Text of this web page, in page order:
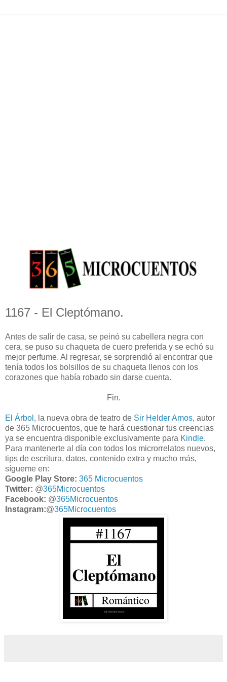
1167 - El Cleptómano.
Antes de salir de casa, se peinó su cabellera negra con
cera, se puso su chaqueta de cuero preferida y se echó su
mejor perfume. Al regresar, se sorprendió al encontrar que
tenía todos los bolsillos de su chaqueta llenos con los
corazones que había robado sin darse cuenta.
Fin.
El Árbol, la nueva obra de teatro de Sir Helder Amos, autor
de 365 Microcuentos, que te hará cuestionar tus creencias
ya se encuentra disponible exclusivamente para Kindle.
Para mantenerte al día con todos los microrrelatos nuevos,
tips de escritura, datos, contenido extra y mucho más,
sígueme en:
Google Play Store: 365 Microcuentos
Twitter: @365Microcuentos
Facebook: @365Microcuentos
Instagram:@365Microcuentos